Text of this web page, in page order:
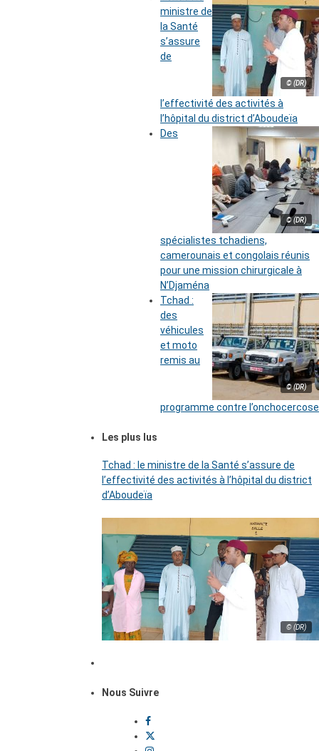
© (DR)
ministre de
la Santé
s’assure
de
l’effectivité des activités à
l’hôpital du district d’Aboudeïa
© (DR)
Des
spécialistes tchadiens,
camerounais et congolais réunis
pour une mission chirurgicale à
N’Djaména
© (DR)
Tchad :
des
véhicules
et moto
remis au
programme contre l’onchocercose
Les plus lus
Tchad : le ministre de la Santé s’assure de
l’effectivité des activités à l’hôpital du district
d’Aboudeïa
© (DR)
Nous Suivre